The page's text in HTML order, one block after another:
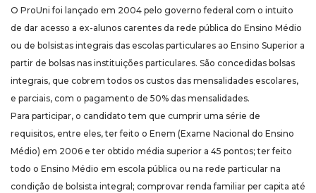
O ProUni foi lançado em 2004 pelo governo federal com o intuito
de dar acesso a ex-alunos carentes da rede pública do Ensino Médio
ou de bolsistas integrais das escolas particulares ao Ensino Superior a
partir de bolsas nas instituições particulares. São concedidas bolsas
integrais, que cobrem todos os custos das mensalidades escolares,
e parciais, com o pagamento de 50% das mensalidades.
Para participar, o candidato tem que cumprir uma série de
requisitos, entre eles, ter feito o Enem (Exame Nacional do Ensino
Médio) em 2006 e ter obtido média superior a 45 pontos; ter feito
todo o Ensino Médio em escola pública ou na rede particular na
condição de bolsista integral; comprovar renda familiar per capita até